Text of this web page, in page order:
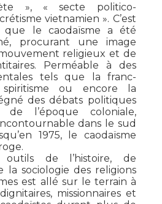
», « secte politico-
vietnamien ». C’est
le caodaïsme a été
procurant une image
religieux et de
Perméable à des
tels que la franc-
ou encore la
des débats politiques
de l’époque coloniale,
dans le sud
1975, le caodaïsme
outils de l’histoire, de
la sociologie des religions
est allé sur le terrain à
missionnaires et